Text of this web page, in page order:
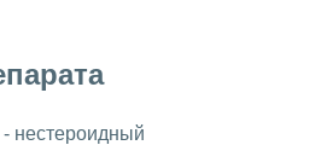
нестероидный